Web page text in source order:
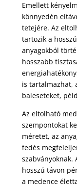
Emellett
könnyedén
tetejére. Az
tartozik a
anyagokból
hosszabb
is tartalmazhat,
baleseteket,
Az eltolható
szempontokat
méretet, az
fedés
szabványoknak.
hosszú távon
a medence